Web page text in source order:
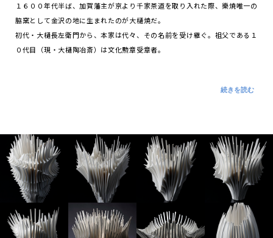
１６００年代半ば、加賀藩主が京より千家茶道を取り入れた際、樂焼唯一の
脇窯として金沢の地に生まれたのが大樋焼だ。
初代・大樋長左衛門から、本家は代々、その名前を受け継ぐ。祖父である１
０代目（現・大樋陶冶斎）は文化勲章受章者。
父も、祖父も、変えてはならない、変えられない伝統の中で、変わることに
挑み続けていた。かけ離れたものだったはずの建築と陶芸の「境界」が、祐
希の中で融解し、誰も想像しなかった複合を生み出した。
３D CADなど最新テクノロジーを使った建築設計の手法を、大樋焼の伝統技
法とコンプレックス（複合）させていく。
骨のような陶板の断片が、生き生きとした花のように組み合わさり、まるで
続きを読む